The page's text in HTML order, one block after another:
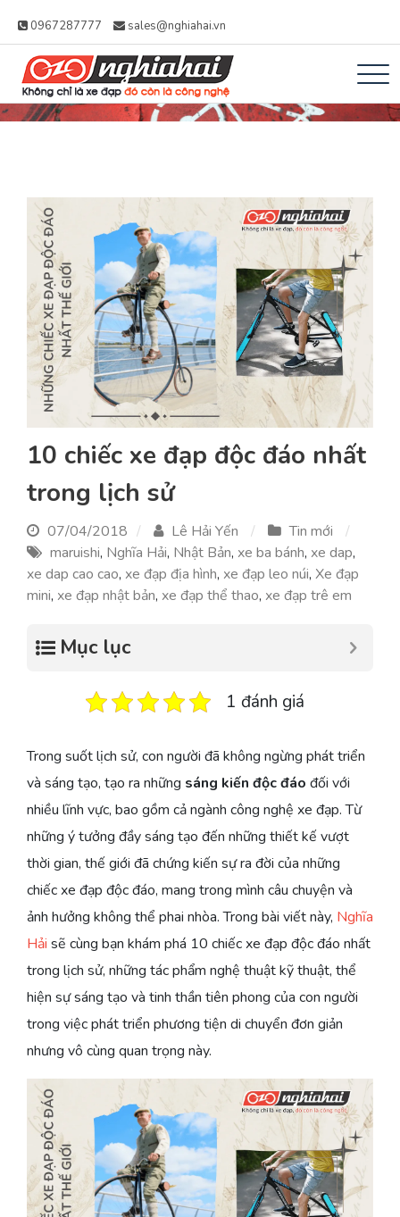
0967287777 sales@nghiahai.vn
Xe đạp Nhật Nghĩa
Không chỉ là xe đạp, đó còn là công
10 chiếc xe đạp độc đáo nhất
trong lịch sử
07/04/2018 Lê Hải Yến
Tin mới
maruishi, Nghĩa Hải, Nhật Bản, xe ba bánh, xe dap,
xe dap cao cao, xe đạp địa hình, xe đạp leo núi, Xe đạp
mini, xe đạp nhật bản, xe đạp thể thao, xe đạp trê em
Mục lục
1 đánh giá
Trong suốt lịch sử, con người đã không ngừng phát triển
và sáng tạo, tạo ra những sáng kiến độc đáo đối với
nhiều lĩnh vực, bao gồm cả ngành công nghệ xe đạp. Từ
những ý tưởng đầy sáng tạo đến những thiết kế vượt
thời gian, thế giới đã chứng kiến sự ra đời của những
chiếc xe đạp độc đáo, mang trong mình câu chuyện và
ảnh hưởng không thể phai nhòa. Trong bài viết này, Nghĩa
Hải sẽ cùng bạn khám phá 10 chiếc xe đạp độc đáo nhất
trong lịch sử, những tác phẩm nghệ thuật kỹ thuật, thể
hiện sự sáng tạo và tinh thần tiên phong của con người
trong việc phát triển phương tiện di chuyển đơn giản
nhưng vô cùng quan trọng này.